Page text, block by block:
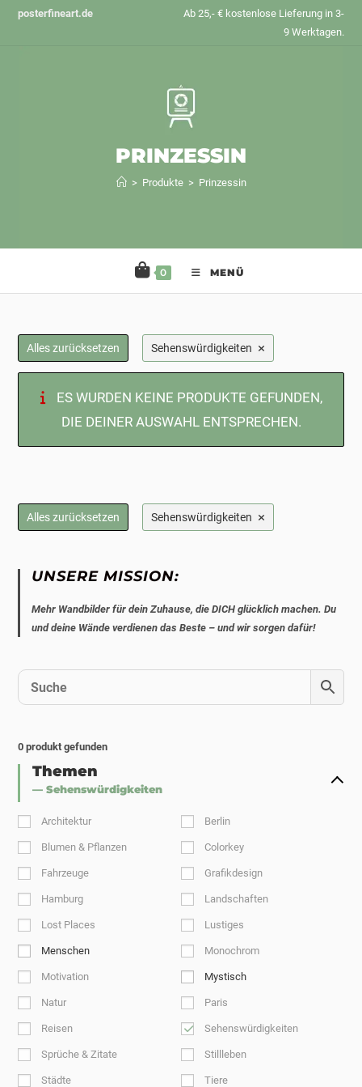
Zumposterfineart.de
Ab 25,- € kostenlose Lieferung in 3-
9 Werktagen.
PRINZESSIN
> Produkte > Prinzessin
0 MENÜ
Alles zurücksetzen Sehenswürdigkeiten ×
ES WURDEN KEINE PRODUKTE GEFUNDEN,
DIE DEINER AUSWAHL ENTSPRECHEN.
Alles zurücksetzen Sehenswürdigkeiten ×
UNSERE MISSION:
Mehr Wandbilder für dein Zuhause, die DICH glücklich machen. Du
und deine Wände verdienen das Beste – und wir sorgen dafür!
0 produkt gefunden
Themen
— Sehenswürdigkeiten
Architektur Berlin
Blumen & Pflanzen Colorkey
Fahrzeuge Grafikdesign
Hamburg Landschaften
Lost Places Lustiges
Menschen Monochrom
Motivation Mystisch
Natur Paris
Reisen Sehenswürdigkeiten
Sprüche & Zitate Stillleben
Städte Tiere